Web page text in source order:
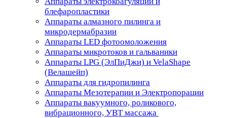
блефаропластики
Аппараты алмазного пилинга и
микродермабразии
Аппараты LED фотоомоложения
Аппараты микротоков и гальваники
Аппараты LPG (ЭлПиДжи) и VelaShape
(Велашейп)
Аппараты для гидропилинга
Аппараты Мезотерапии и Электропорации
Аппараты вакуумного, роликового,
вибрационного, УВТ массажа